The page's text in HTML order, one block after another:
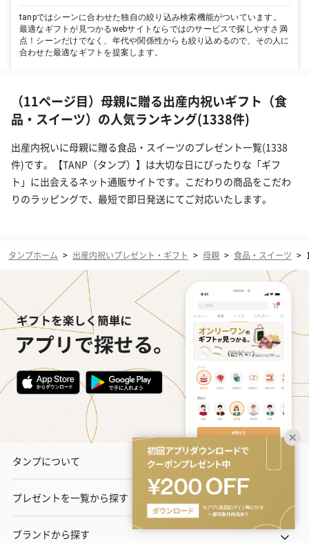
tanpではシーンに合わせた独自の絞り込み検索機能がついています。
最適なギフトが見つかるwebサイトならではのサービスで探しやすさ満
点！シーンだけでなく、年代や関係性からも絞り込めるので、その人に
合わせた最適なギフトを提案します。
（11ページ目）母親に贈る出産内祝いギフト（食
品・スイーツ）の人気ランキング(1338件)
出産内祝いに母親に贈る食品・スイーツのプレゼント一覧(1338
件)です。【TANP（タンプ）】は大切な日にぴったりな「ギフ
ト」に出会えるネット通販サイトです。こだわりの商品をこだわ
りのラッピングで、最短で即日発送にてご対応いたします。
タンプホーム > 出産内祝いプレゼント・ギフト > 母親 > 食品・スイーツ >
タンプについて
プレゼントを一覧から探す
ブランドから探す